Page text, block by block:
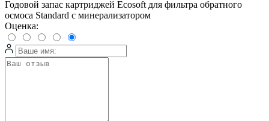
Годовой запас картриджей Ecosoft для фильтра обратного
осмоса Standard с минерализатором
Оценка: